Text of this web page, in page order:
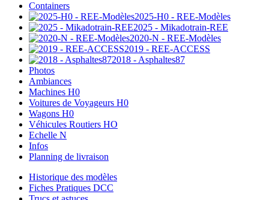
Containers
2025-H0 - REE-Modèles
2025 - Mikadotrain-REE
2020-N - REE-Modèles
2019 - REE-ACCESS
2018 - Asphaltes87
Photos
Ambiances
Machines H0
Voitures de Voyageurs H0
Wagons H0
Véhicules Routiers HO
Echelle N
Infos
Planning de livraison
Historique des modèles
Fiches Pratiques DCC